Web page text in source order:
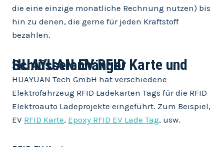
die eine einzige monatliche Rechnung nutzen) bis
hin zu denen, die gerne für jeden Kraftstoff
bezahlen.
HUAYUAN EV RFID Karte und Schlüsselanhänger
HUAYUAN Tech GmbH hat verschiedene
Elektrofahrzeug RFID Ladekarten Tags für die RFID
Elektroauto Ladeprojekte eingeführt. Zum Beispiel,
EV RFID Karte, Epoxy RFID EV Lade Tag, usw.